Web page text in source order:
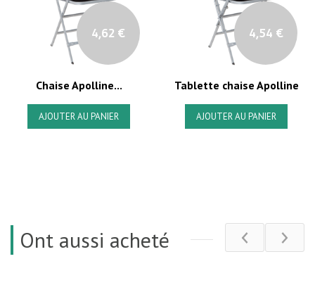
4,62 €
Chaise Apolline...
AJOUTER AU PANIER
4,54 €
Tablette chaise Apolline
AJOUTER AU PANIER
Ont aussi acheté